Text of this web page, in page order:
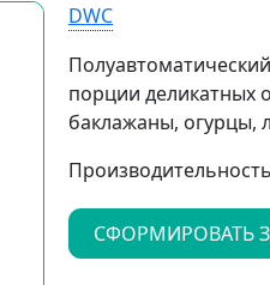
DWС
порции деликатных
баклажаны, огурцы,
СФОРМИРОВАТЬ